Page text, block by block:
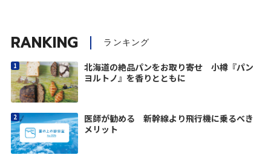
RANKING ランキング
北海道の絶品パンをお取り寄せ 小樽『パン
ヨルトノ』を香りとともに
医師が勧める 新幹線より飛行機に乗るべき
メリット